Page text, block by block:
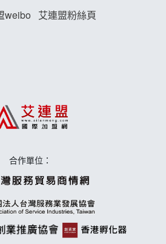
明會
明會
會
weibo
艾連盟粉絲頁
合作單位：